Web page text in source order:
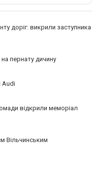
доріг: викрили заступника
пернату дичину
Audi
відкрили меморіал
Вільчинським